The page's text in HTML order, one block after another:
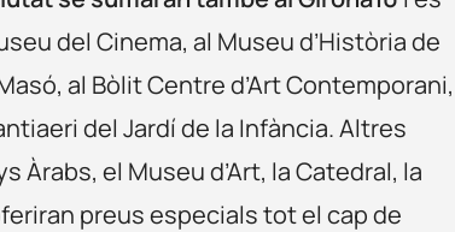
del Cinema, al Museu d’Història de
al Bòlit Centre d’Art Contemporani,
del Jardí de la Infància. Altres
el Museu d’Art, la Catedral, la
preus especials tot el cap de